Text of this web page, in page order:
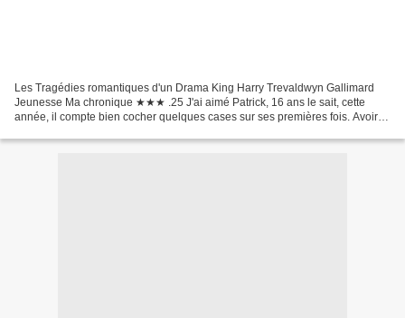
Les Tragédies romantiques d'un Drama King Harry Trevaldwyn Gallimard
Jeunesse Ma chronique ★★★ .25 J'ai aimé Patrick, 16 ans le sait, cette
année, il compte bien cocher quelques cases sur ses premières fois. Avoir